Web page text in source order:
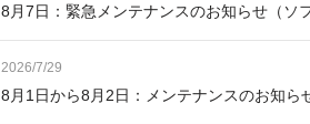
8月7日：緊急メンテナンスのお知らせ（ソ
2026/7/29
8月1日から8月2日：メンテナンスのお知ら